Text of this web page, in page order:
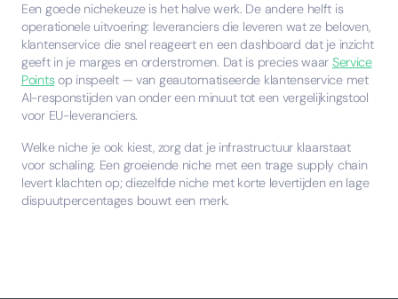
Een goede nichekeuze is het halve werk. De andere helft is
operationele uitvoering: leveranciers die leveren wat ze beloven,
klantenservice die snel reageert en een dashboard dat je inzicht
geeft in je marges en orderstromen. Dat is precies waar Service
Pointsop inspeelt — van geautomatiseerde klantenservice met
AI-responstijden van onder een minuut tot een vergelijkingstool
voor EU-leveranciers.
Welke niche je ook kiest, zorg dat je infrastructuur klaarstaat
voor schaling. Een groeiende niche met een trage supply chain
levert klachten op; diezelfde niche met korte levertijden en lage
dispuutpercentages bouwt een merk.